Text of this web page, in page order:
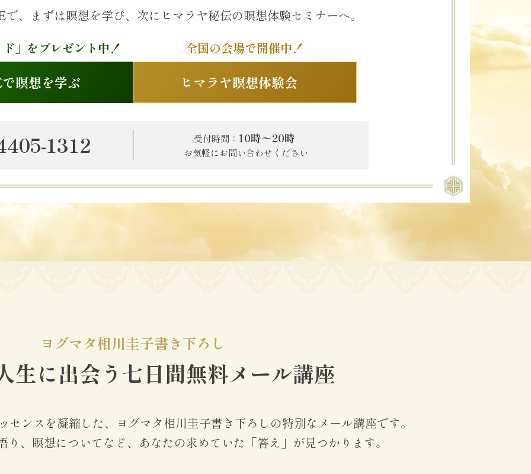
、まずは瞑想を学び、次にヒマラヤ秘伝の瞑想体験セミナーへ。
」をプレゼント中！
瞑想を学ぶ
全国の会場で開催中！
ヒマラヤ瞑想体験会
1312 受付時間： 10時〜20時
お気軽にお問い合わせください
ヨグマタ相川圭子書き下ろし
生に出会う 七日間無料メール講座
センスを凝縮した、ヨグマタ相川圭子書き下ろしの特別なメール講座です。
り、瞑想についてなど、あなたの求めていた「答え」が見つかります。